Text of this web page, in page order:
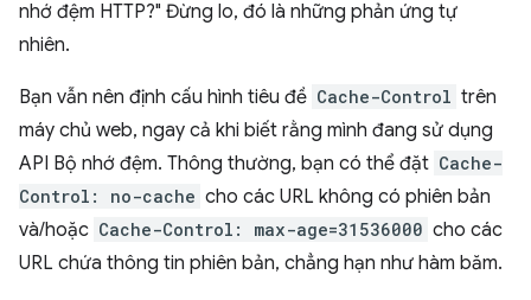
nhớ đệm HTTP?" Đừng lo, đó là những phản ứng tự
nhiên.
Bạn vẫn nên định cấu hình tiêu đề Cache-Control trên
máy chủ web, ngay cả khi biết rằng mình đang sử dụng
API Bộ nhớ đệm. Thông thường, bạn có thể đặt Cache-
Control: no-cache cho các URL không có phiên bản
và/hoặc Cache-Control: max-age=31536000 cho các
URL chứa thông tin phiên bản, chẳng hạn như hàm băm.